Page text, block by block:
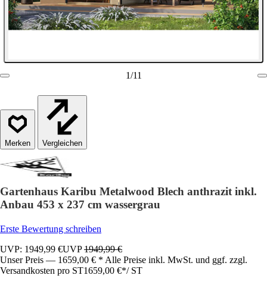
1/11
Vergleichen
Gartenhaus Karibu Metalwood Blech anthrazit inkl.
Anbau 453 x 237 cm wassergrau
Erste Bewertung schreiben
UVP: 1949,99 €UVP1949,99 €
Unser Preis — 1659,00 € * Alle Preise inkl. MwSt. und ggf. zzgl.
Versandkosten pro ST1659,00 €*/ ST